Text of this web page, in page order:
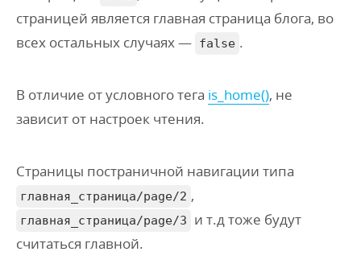
страницей является главная страница блога, во
всех остальных случаях — false .
В отличие от условного тега is_home(), не
зависит от настроек чтения.
Страницы постраничной навигации типа
главная_страница/page/2 ,
главная_страница/page/3
и т.д тоже будут
считаться главной.